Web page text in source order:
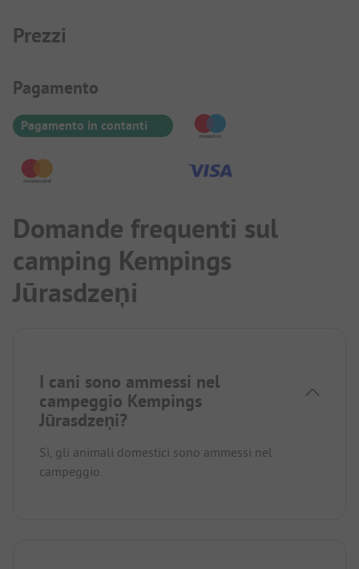
Prezzi
Informazioni sul pagamento
Pagamento
Pagamento in contanti
Domande frequenti sul
camping Kempings
Jūrasdzeņi
I cani sono ammessi nel
campeggio Kempings
Jūrasdzeņi?
Sì, gli animali domestici sono ammessi nel
campeggio.